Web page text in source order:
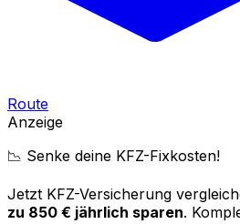
Route
Anzeige
📉 Senke deine KFZ-Fixkosten!
Jetzt KFZ-Versicherung
zu 850 € jährlich sparen.